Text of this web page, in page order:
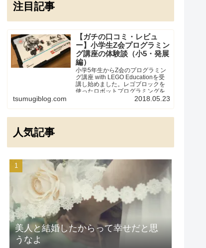
注目記事
【ガチの口コミ・レビュ
ー】小学生Z会プログラミン
グ講座の体験談（小5・発展
編）
小学5年生からZ会のプログラミン
グ講座 with LEGO Educationを受
講し始めました。レゴブロックを
使ったロボットプログラミングを
実際に経験した受講者の体験談・
ちの子に向いているかしら？」と
tsumugiblog.com 2018.05.23
人気記事
美人と結婚したからって幸せだと思
うなよ